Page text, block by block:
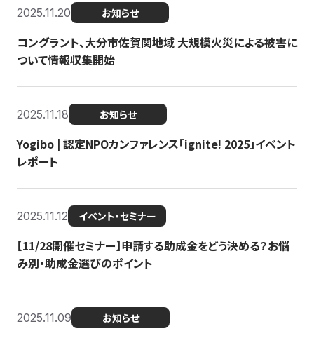
2025.11.20 お知らせ
コングラント、大分市佐賀関地域 大規模火災による被害に
ついて情報収集開始
2025.11.18 お知らせ
Yogibo | 認定NPOカンファレンス「ignite! 2025」イベント
レポート
2025.11.12 イベント・セミナー
【11/28開催セミナー】申請する助成金をどう決める？お悩
み別・助成金選びのポイント
2025.11.09 お知らせ